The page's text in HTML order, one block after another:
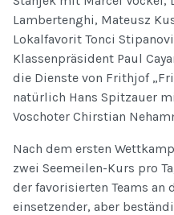
Lambertenghi, Mateusz
Lokalfavorit Tonci
Klassenpräsident Paul
die Dienste von Frithjof
natürlich Hans Spitzauer
Voschoter Chirstian
Nach dem ersten
zwei Seemeilen-Kurs pro
der favorisierten Teams an
einsetzender, aber